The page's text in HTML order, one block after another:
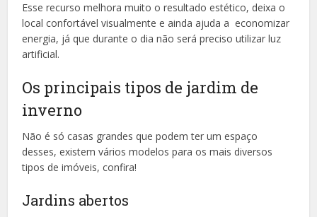
Esse recurso melhora muito o resultado estético, deixa o
local confortável visualmente e ainda ajuda a economizar
energia, já que durante o dia não será preciso utilizar luz
artificial.
Os principais tipos de jardim de
inverno
Não é só casas grandes que podem ter um espaço
desses, existem vários modelos para os mais diversos
tipos de imóveis, confira!
Jardins abertos